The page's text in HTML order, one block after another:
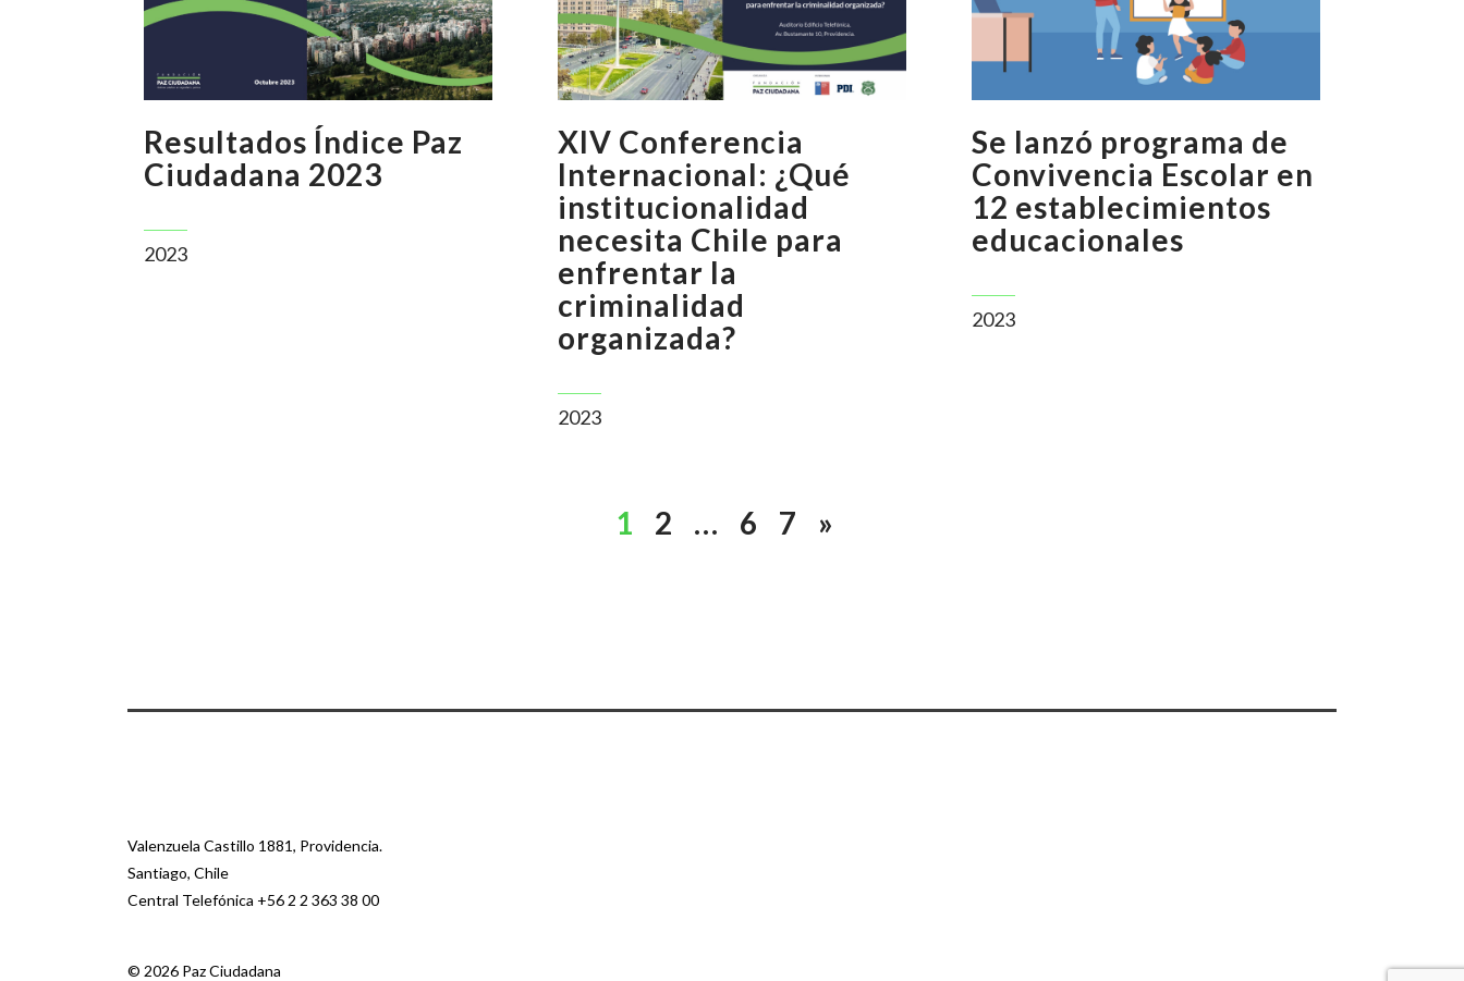
Resultados Índice Paz
Ciudadana 2023
2023
XIV Conferencia
Internacional: ¿Qué
institucionalidad
necesita Chile para
enfrentar la
criminalidad
organizada?
2023
Se lanzó programa de
Convivencia Escolar en
12 establecimientos
educacionales
2023
1 2 … 6 7 »
Valenzuela Castillo 1881, Providencia.
Santiago, Chile
Central Telefónica +56 2 2 363 38 00
© 2026 Paz Ciudadana